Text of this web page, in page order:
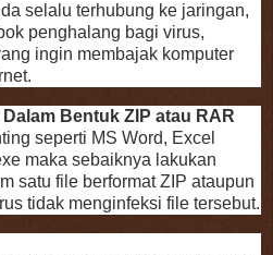
selalu terhubung ke jaringan,
penghalang bagi virus,
ingin membajak komputer
Bentuk ZIP atau RAR
seperti MS Word, Excel
maka sebaiknya lakukan
satu file berformat ZIP ataupun
tidak menginfeksi file tersebut.